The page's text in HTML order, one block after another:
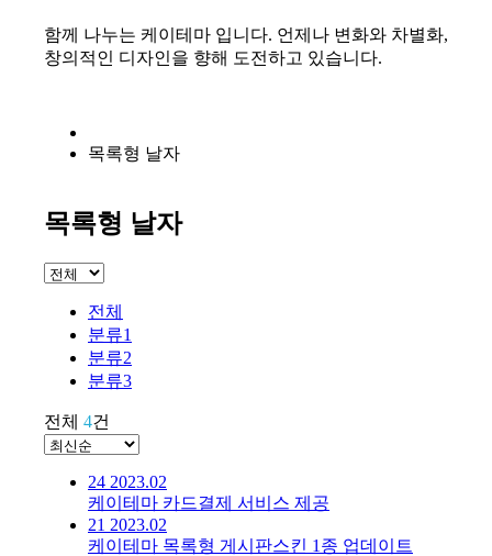
함께 나누는 케이테마 입니다. 언제나 변화와 차별화,
창의적인 디자인을 향해 도전하고 있습니다.
목록형 날자
목록형 날자
전체
분류1
분류2
분류3
전체 4건
24 2023.02
케이테마 카드결제 서비스 제공
21 2023.02
케이테마 목록형 게시판스킨 1종 업데이트